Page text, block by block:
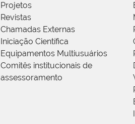
Projetos
Revistas
Chamadas Externas
Iniciação Científica
Equipamentos Multiusuários
Comitês institucionais de
assessoramento